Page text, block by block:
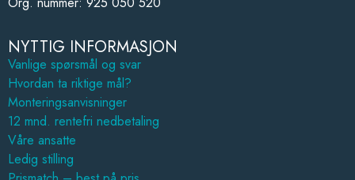
NYTTIG INFORMASJON
Vanlige spørsmål og svar
Hvordan ta riktige mål?
Monteringsanvisninger
12 mnd. rentefri nedbetaling
Våre ansatte
Ledig stilling